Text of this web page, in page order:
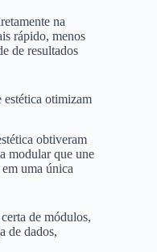
na
rápido, menos
de resultados
estética otimizam
obtiveram
modular que une
uma única
de módulos,
de dados,